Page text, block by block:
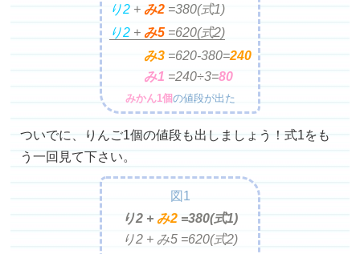
り2+ み2=
り2+ み5=
み3=
み1 =
380(式1)
620(式2)
620-380=240
240÷3=80
みかん1個の値段が出た
ついでに、りんご1個の値段も出しましょう！式1をも
う一回見て下さい。
図1
り2 + み2 =
り2 + み5 =
380(式1)
620(式2)